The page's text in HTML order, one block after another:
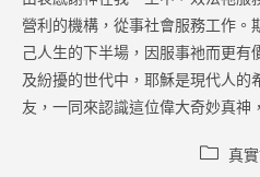
營利的機構，從事社會服務工作。
己人生的下半場，因服事祂而更
及紛擾的世代中，耶穌是現代人的
友，一同來認識這位偉大奇妙真神
Post 真